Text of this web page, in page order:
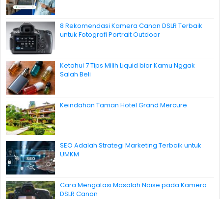
8 Rekomendasi Kamera Canon DSLR Terbaik
untuk Fotografi Portrait Outdoor
Ketahui 7 Tips Milih Liquid biar Kamu Nggak
Salah Beli
Keindahan Taman Hotel Grand Mercure
SEO Adalah Strategi Marketing Terbaik untuk
UMKM
Cara Mengatasi Masalah Noise pada Kamera
DSLR Canon